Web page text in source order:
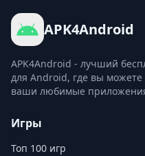
APK4Android
APK4Android - лучший
для Android, где вы
ваши любимые
Игры
Топ 100 игр